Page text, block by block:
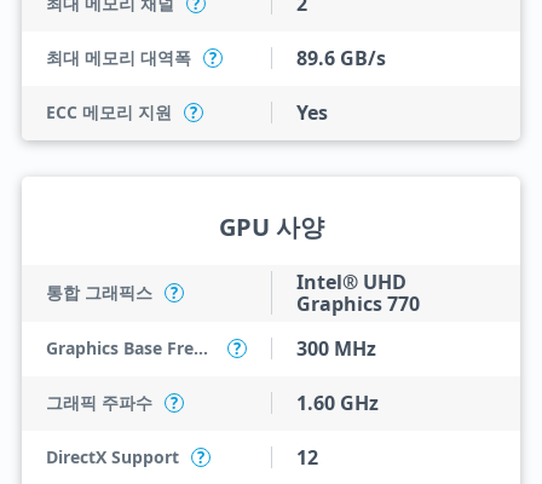
최대 메모리 대역폭 ? 89.6 GB/s
ECC 메모리 지원 ? Yes
GPU 사양
통합 그래픽스 ?
Intel® UHD
Graphics 770
Graphics Base Frequency ? 300 MHz
그래픽 주파수 ? 1.60 GHz
DirectX Support ? 12